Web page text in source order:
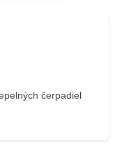
čerpadiel